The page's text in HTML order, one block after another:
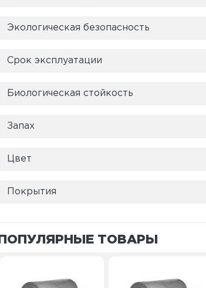
Экологическая безопасность
Срок эксплуатации
Биологическая стойкость
Запах
Цвет
Покрытия
ПОПУЛЯРНЫЕ ТОВАРЫ